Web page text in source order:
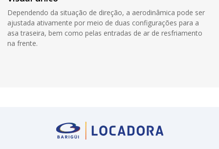
Dependendo da situação de direção, a aerodinâmica pode ser
ajustada ativamente por meio de duas configurações para a
asa traseira, bem como pelas entradas de ar de resfriamento
na frente.